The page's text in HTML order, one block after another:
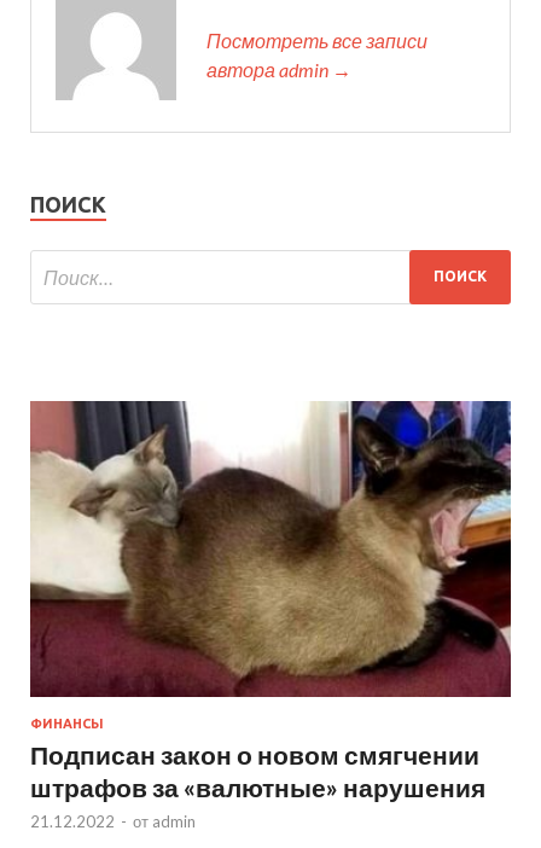
Посмотреть все записи
автора admin →
ПОИСК
ФИНАНСЫ
Подписан закон о новом смягчении
штрафов за «валютные» нарушения
21.12.2022 - от admin